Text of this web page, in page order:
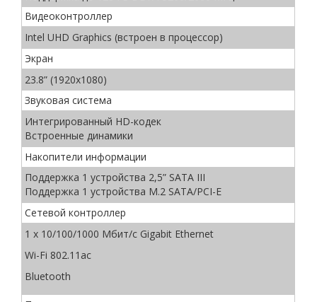
Видеоконтроллер
Intel UHD Graphics (встроен в процессор)
Экран
23.8” (1920x1080)
Звуковая система
Интегрированный HD-кодек
Встроенные динамики
Накопители информации
Поддержка 1 устройства 2,5” SATA III
Поддержка 1 устройства M.2 SATA/PCI-E
Сетевой контроллер
1 x 10/100/1000 Мбит/с Gigabit Ethernet
Wi-Fi 802.11ac
Bluetooth